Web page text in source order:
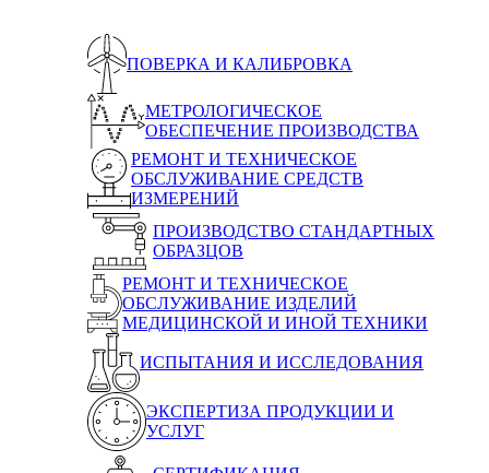
ПОВЕРКА И КАЛИБРОВКА
МЕТРОЛОГИЧЕСКОЕ
ОБЕСПЕЧЕНИЕ ПРОИЗВОДСТВА
РЕМОНТ И ТЕХНИЧЕСКОЕ
ОБСЛУЖИВАНИЕ СРЕДСТВ
ИЗМЕРЕНИЙ
ПРОИЗВОДСТВО СТАНДАРТНЫХ
ОБРАЗЦОВ
РЕМОНТ И ТЕХНИЧЕСКОЕ
ОБСЛУЖИВАНИЕ ИЗДЕЛИЙ
МЕДИЦИНСКОЙ И ИНОЙ ТЕХНИКИ
ИСПЫТАНИЯ И ИССЛЕДОВАНИЯ
ЭКСПЕРТИЗА ПРОДУКЦИИ И
УСЛУГ